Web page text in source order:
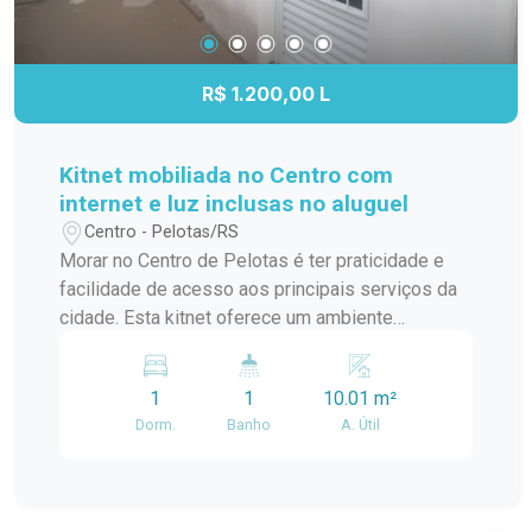
serviços, trazendo mais praticidade para o dia a
de conhecer este apartamento. Entre em contato
e agende sua visita para descobrir tudo o que
R$ 1.200,00 L
Kitnet mobiliada no Centro com
internet e luz inclusas no aluguel
Centro - Pelotas/RS
Morar no Centro de Pelotas é ter praticidade e
facilidade de acesso aos principais serviços da
cidade. Esta kitnet oferece um ambiente
moradia compacta, organizada e com as
principais comodidades para o dia a dia.
Localização: O imóvel está localizado no Centro
1
Dorm.
1
Banho
10.01 m²
A. Útil